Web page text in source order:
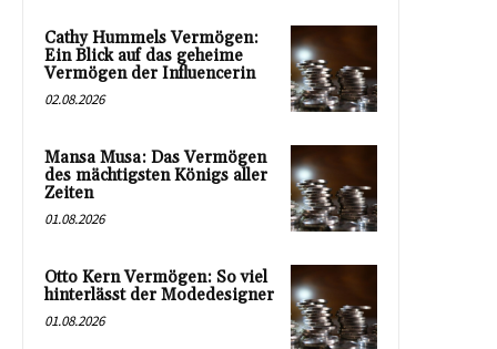
Cathy Hummels Vermögen:
Ein Blick auf das geheime
Vermögen der Influencerin
02.08.2026
Mansa Musa: Das Vermögen
des mächtigsten Königs aller
Zeiten
01.08.2026
Otto Kern Vermögen: So viel
hinterlässt der Modedesigner
01.08.2026